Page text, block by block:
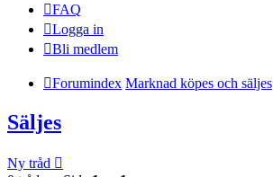
FAQ
Logga in
Bli medlem
Forumindex Marknad köpes och säljes
Säljes
Ny tråd